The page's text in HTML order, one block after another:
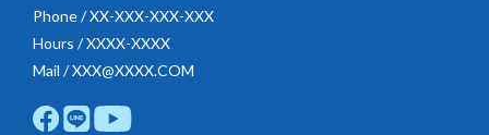
Phone / XX-XXX-XXX-XXX
Hours / XXXX-XXXX
Mail / XXX@XXXX.COM